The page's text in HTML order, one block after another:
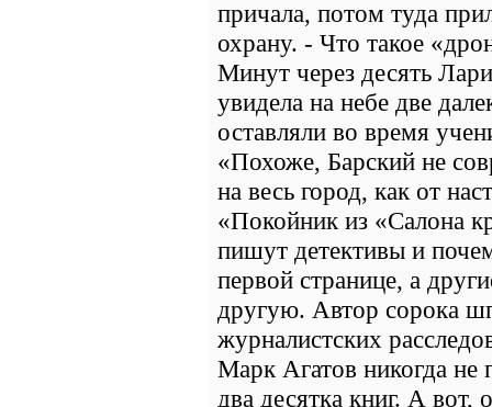
причала, потом туда
охрану. - Что такое
Минут через десять
увидела на небе две
оставляли во время
«Похоже, Барский не
на весь город, как от
«Покойник из «Салона
пишут детективы и
первой странице, а
другую. Автор сорока
журналистских
Марк Агатов никогда
два десятка книг. А